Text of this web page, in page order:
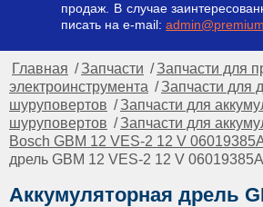
продаж. В случае
писать на e-mail:
Главная / Запчасти / Запчасти для
электроинструмента / Запчасти для
шуруповертов / Запчасти для
шуруповертов / Запчасти для
Bosch GBM 12 VES-2 12 V
дрель GBM 12 VES-2 12 V
Аккумуляторная дрель